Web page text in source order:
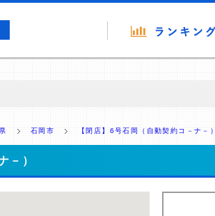
供を行っています。
石岡市 【閉店】6号石岡（自動契約コ－ナ－）
－）